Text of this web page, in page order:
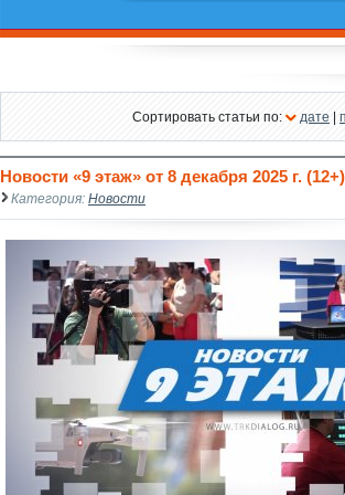
Сортировать статьи по: дате |
Новости «9 этаж» от 8 декабря 2025 г. (12+)
Категория: Новости